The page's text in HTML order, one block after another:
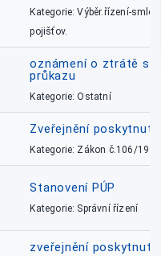
Kategorie: Výběr.řízení-
pojišťov.
oznámení o ztrátě
průkazu
Kategorie: Ostatní
Zveřejnění
Kategorie: Zákon č.106/1999
Stanovení PÚP
Kategorie: Správní řízení
zveřejnění